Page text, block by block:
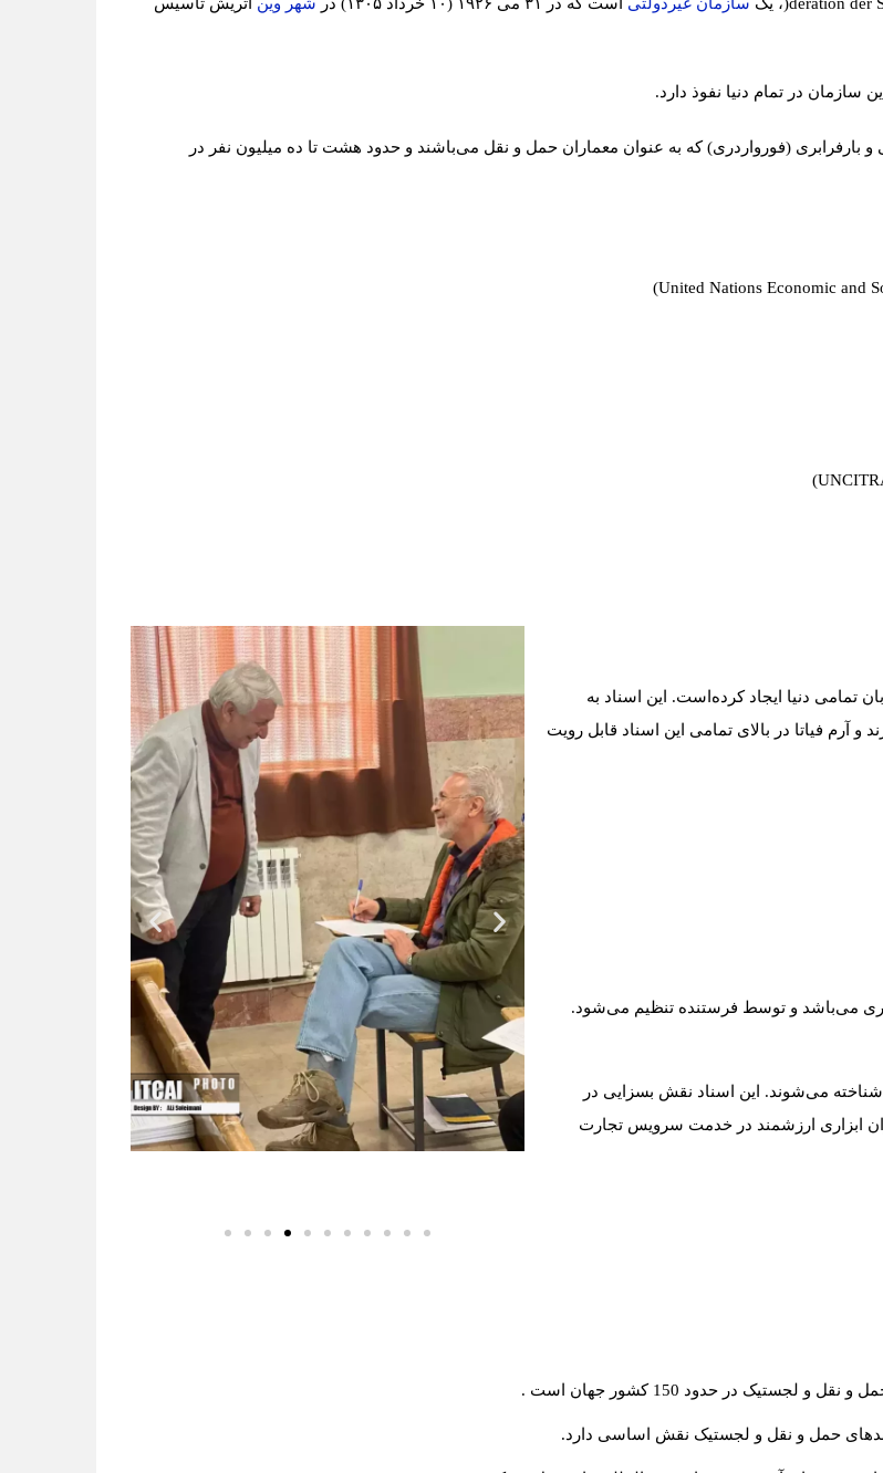
سازمان در تمام دنیا نفوذ دارد.
(فورواردری) که به عنوان معماران حمل و نقل می‌باشند و حدود هشت تا ده میلیون نفر در
(United Nations Economic and
تمامی دنیا ایجاد کرده‌است. این اسناد به
فیاتا در بالای تمامی این اسناد قابل رویت
می‌باشد و توسط فرستنده تنظیم می‌شود.
شناخته می‌شوند. این اسناد نقش بسزایی در
ابزاری ارزشمند در خدمت سرویس تجارت
.
حمل و نقل و لجستیک نقش اساسی دارد.